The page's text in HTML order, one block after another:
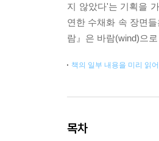
지 않았다'는 기획을
연한 수채화 속 장면
람』은 바람(wind)으
책의 일부 내용을 미리 읽
목차